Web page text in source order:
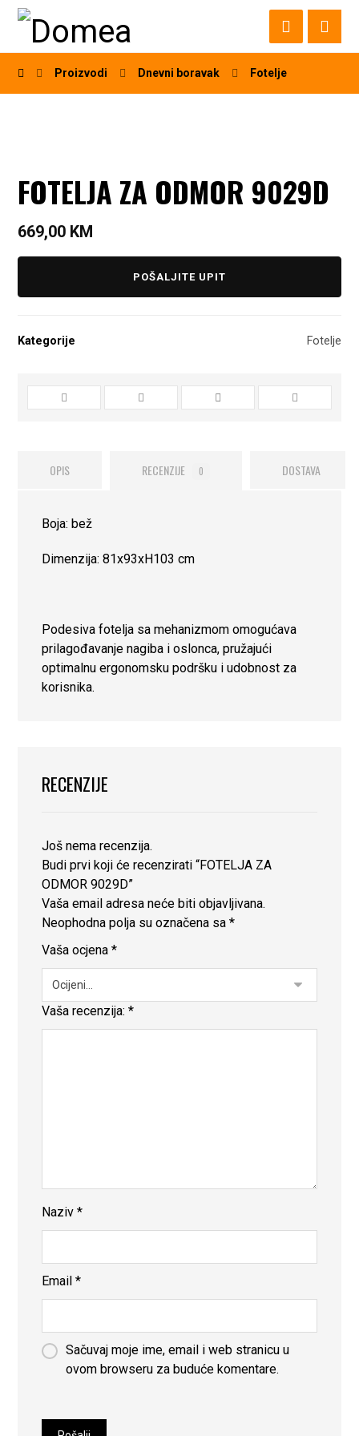
Proizvodi Dnevni boravak Fotelje
FOTELJA ZA ODMOR 9029D
669,00 KM
POŠALJITE UPIT
Kategorije Fotelje
OPIS RECENZIJE 0 DOSTAVA
Boja: bež
Dimenzija: 81x93xH103 cm
Podesiva fotelja sa mehanizmom omogućava
prilagođavanje nagiba i oslonca, pružajući
optimalnu ergonomsku podršku i udobnost za
korisnika.
RECENZIJE
Još nema recenzija.
Budi prvi koji će recenzirati “FOTELJA ZA
ODMOR 9029D”
Vaša email adresa neće biti objavljivana.
Neophodna polja su označena sa*
Vaša ocjena*
Vaša recenzija:*
Naziv*
Email*
Sačuvaj moje ime, email i web stranicu u
ovom browseru za buduće komentare.